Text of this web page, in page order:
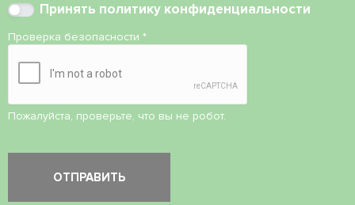
Принять политику конфиденциальности
Проверка безопасности *
Пожалуйста, проверьте, что вы не робот.